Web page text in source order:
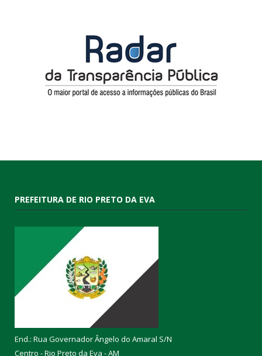
PREFEITURA DE RIO PRETO DA EVA
End.: Rua Governador Ângelo do Amaral S/N
Centro - Rio Preto da Eva - AM